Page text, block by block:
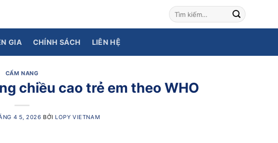
GIA CHÍNH SÁCH LIÊN HỆ
CẨM NANG
chiều cao trẻ em theo WHO
4 5, 2026 BỞI LOPY VIETNAM